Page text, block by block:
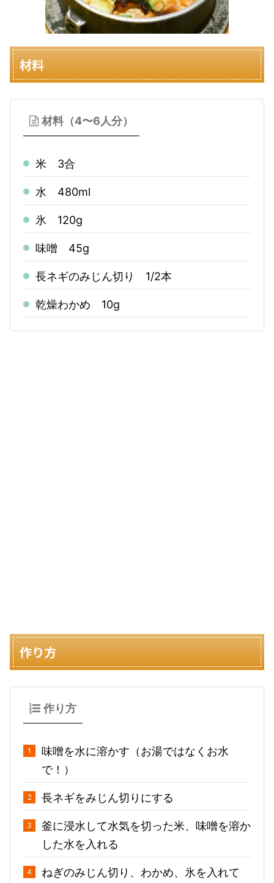
材料
材料（4〜6人分）
米 3合
水 480ml
氷 120g
味噌 45g
長ネギのみじん切り 1/2本
乾燥わかめ 10g
作り方
作り方
味噌を水に溶かす（お湯ではなくお水
で！）
長ネギをみじん切りにする
釜に浸水して水気を切った米、味噌を溶か
した水を入れる
ねぎのみじん切り、わかめ、氷を入れて